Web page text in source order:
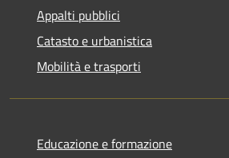
Appalti pubblici
Catasto e urbanistica
Mobilità e trasporti
Educazione e formazione